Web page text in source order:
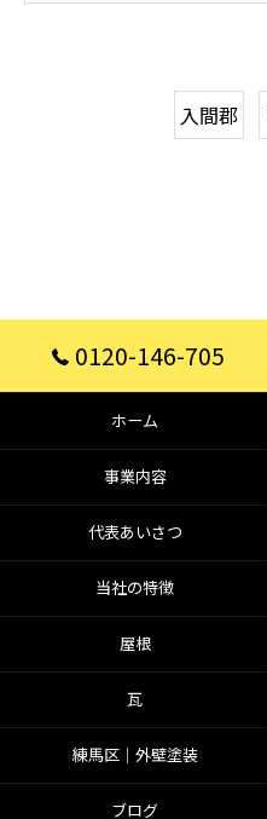
入間郡
0120-146-705
ホーム
事業内容
代表あいさつ
当社の特徴
屋根
瓦
練馬区│外壁塗装
ブログ